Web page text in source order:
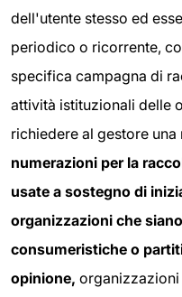
dell'utente stesso ed
periodico o ricorrente,
specifica campagna di
attività istituzionali delle
richiedere al gestore
numerazioni per la
usate a sostegno di
organizzazioni che
consumeristiche o
opinione,